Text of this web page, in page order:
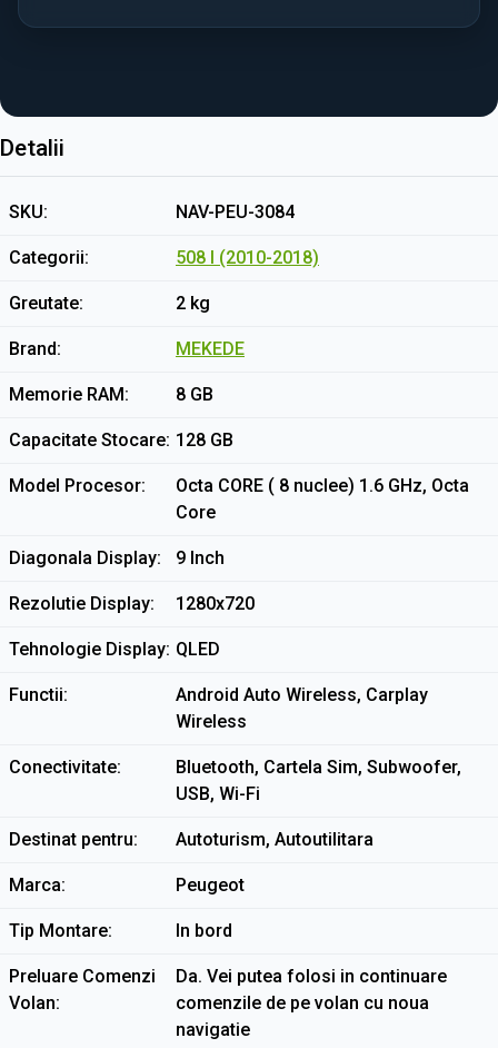
Detalii
SKU NAV-PEU-3084
Categorii 508 I (2010-2018)
Greutate 2 kg
Brand MEKEDE
Memorie RAM 8 GB
Capacitate Stocare 128 GB
Model Procesor
Octa CORE ( 8 nuclee) 1.6 GHz, Octa
Core
Diagonala Display 9 Inch
Rezolutie Display 1280x720
Tehnologie Display QLED
Functii
Android Auto Wireless, Carplay
Wireless
Conectivitate
Bluetooth, Cartela Sim, Subwoofer,
USB, Wi-Fi
Destinat pentru Autoturism, Autoutilitara
Marca Peugeot
Tip Montare In bord
Preluare Comenzi
Volan
Da. Vei putea folosi in continuare
comenzile de pe volan cu noua
navigatie